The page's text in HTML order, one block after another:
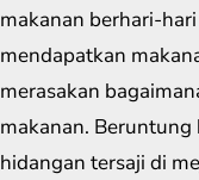
makanan berhari-
mendapatkan
merasakan
makanan.
hidangan tersaji di